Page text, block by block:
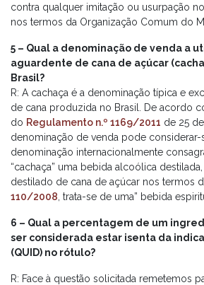
contra qualquer imitação ou usurpação
nos termos da Organização Comum do
5 – Qual a denominação de venda a
aguardente de cana de açúcar
Brasil?
R: A cachaça é a denominação típica e
de cana produzida no Brasil. De acordo
do Regulamento n.º 1169/2011 de 25
denominação de venda pode considerar-
denominação internacionalmente
“cachaça” uma bebida alcoólica
destilado de cana de açúcar nos termos
110/2008 , trata-se de uma” bebida
6 – Qual a percentagem de um
ser considerada estar isenta da
(QUID) no rótulo?
R: Face à questão solicitada remetemos